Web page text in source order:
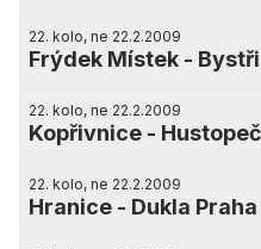
22. kolo, ne 22.2.2009
Frýdek Místek -
22. kolo, ne 22.2.2009
Kopřivnice -
22. kolo, ne 22.2.2009
Hranice - Dukla Praha